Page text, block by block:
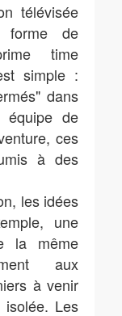
télévisée
de
time
simple :
dans
de
ces
à des
les idées
une
la même
aux
à venir
Les